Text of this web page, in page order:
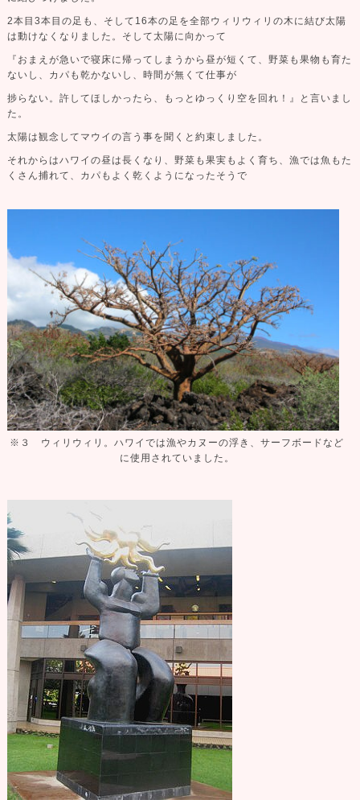
2本目3本目の足も、そして16本の足を全部ウィリウィリの木に結び太陽
は動けなくなりました。そして太陽に向かって
『おまえが急いで寝床に帰ってしまうから昼が短くて、野菜も果物も育た
ないし、カパも乾かないし、時間が無くて仕事が
捗らない。許してほしかったら、もっとゆっくり空を回れ！』と言いまし
た。
太陽は観念してマウイの言う事を聞くと約束しました。
それからはハワイの昼は長くなり、野菜も果実もよく育ち、漁では魚もた
くさん捕れて、カパもよく乾くようになったそうで
※３ ウィリウィリ。ハワイでは漁やカヌーの浮き、サーフボードなど
に使用されていました。